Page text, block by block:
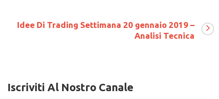
Corea
del
Nord
Idee Di Trading Settimana 20 gennaio 2019 –
Analisi Tecnica
Iscriviti Al Nostro Canale